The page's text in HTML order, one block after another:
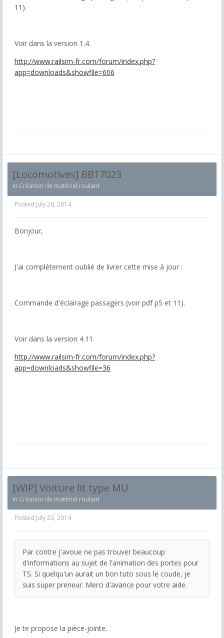
11).
Voir dans la version 1.4.
http://www.railsim-fr.com/forum/index.php?
app=downloads&showfile=606
[Locomotives] BB17023
in Création de matériel roulant
Posted July 26, 2014
Bonjour,
J'ai complètement oublié de livrer cette mise à jour :
Commande d'éclairage passagers (voir pdf p5 et 11).
Voir dans la version 4.11.
http://www.railsim-fr.com/forum/index.php?
app=downloads&showfile=36
[WIP] Voiture lit type MU
in Création de matériel roulant
Posted July 23, 2014
Par contre j'avoue ne pas trouver beaucoup
d'informations au sujet de l'animation des portes pour
TS. Si quelqu'un aurait un bon tuto sous le coude, je
suis super preneur. Merci d'avance pour votre aide.
Je te propose la pièce-jointe.